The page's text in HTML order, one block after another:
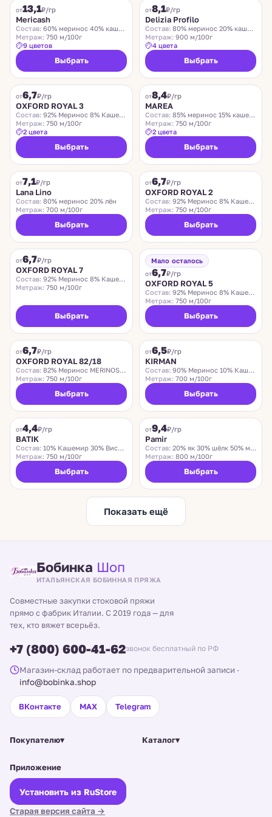
от13,1₽/гр
Mericash
Состав: 60% меринос 40% кашемир
Метраж: 750 м/100г
9 цветов
Выбрать
от8,1₽/гр
Delizia Profilo
Состав: 80% меринос 20% кашемир
Метраж: 900 м/100г
4 цвета
Выбрать
от6,7₽/гр
OXFORD ROYAL 3
Состав: 92% Меринос 8% Кашемир
Метраж: 750 м/100г
2 цвета
Выбрать
от8,4₽/гр
MAREA
Состав: 85% меринос 15% кашемир
Метраж: 750 м/100г
2 цвета
Выбрать
Хит
от7,1₽/гр
Lana Lino
Состав: 80% меринос 20% лён
Метраж: 700 м/100г
Выбрать
от6,7₽/гр
OXFORD ROYAL 2
Состав: 92% Меринос 8% Кашемир
Метраж: 750 м/100г
Выбрать
от6,7₽/гр
OXFORD ROYAL 7
Состав: 92% Меринос 8% Кашемир
Метраж: 750 м/100г
Выбрать
Мало осталось
от6,7₽/гр
OXFORD ROYAL 5
Состав: 92% Меринос 8% Кашемир
Метраж: 750 м/100г
Выбрать
от6,7₽/гр
OXFORD ROYAL 82/18
Состав: 82% Меринос MERINOS 18% Кашемир
Метраж: 750 м/100г
Выбрать
от6,5₽/гр
KIRMAN
Состав: 90% Меринос 10% Кашемир
Метраж: 700 м/100г
Выбрать
от4,4₽/гр
BATIK
Состав: 10% Кашемир 30% Вискоза 40% Меринос 20% Полиамид
Метраж: 750 м/100г
Выбрать
от9,4₽/гр
Pamir
Состав: 20% як 30% шёлк 50% меринос
Метраж: 800 м/100г
Выбрать
Показать ещё
Бобинка Шоп
ИТАЛЬЯНСКАЯ БОБИННАЯ ПРЯЖА
Совместные закупки стоковой пряжи
прямо с фабрик Италии. С 2019 года — для
тех, кто вяжет всерьёз.
+7 (800) 600-41-62звонок бесплатный по РФ
Магазин-склад работает по предварительной записи ·
info@bobinka.shop
ВКонтакте MAX Telegram
Покупателю▾ Каталог▾
Приложение
Установить из RuStore
Старая версия сайта →